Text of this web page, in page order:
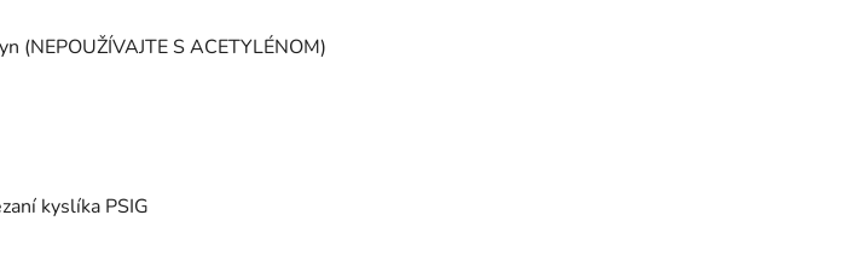
S ACETYLÉNOM)
kyslíka PSIG